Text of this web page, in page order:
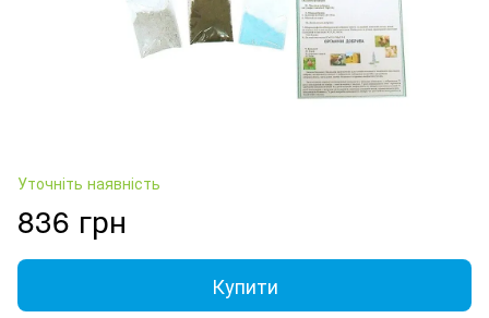
Уточніть наявність
836 грн
Купити